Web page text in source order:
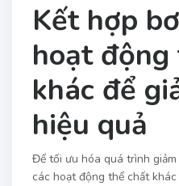
Kết hợp
hoạt
khác để
hiệu quả
Để tối ưu hóa quá trình
các hoạt động thể chất